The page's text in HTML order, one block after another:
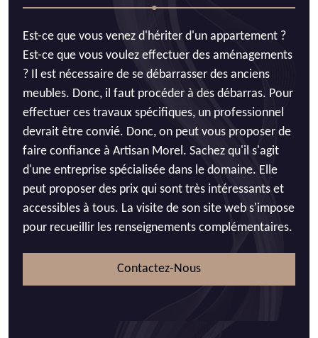
Est-ce que vous venez d'hériter d'un appartement ?
Est-ce que vous voulez effectuer des aménagements
? Il est nécessaire de se débarrasser des anciens
meubles. Donc, il faut procéder à des débarras. Pour
effectuer ces travaux spécifiques, un professionnel
devrait être convié. Donc, on peut vous proposer de
faire confiance à Artisan Morel. Sachez qu'il s'agit
d'une entreprise spécialisée dans le domaine. Elle
peut proposer des prix qui sont très intéressants et
accessibles à tous. La visite de son site web s'impose
pour recueillir les renseignements complémentaires.
Contactez-Nous